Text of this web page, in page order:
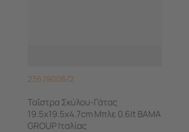
236.19006/2
Ταΐστρα Σκύλου-Γάτας
19.5x19.5x4.7cm Μπλε 0.6lt BAMA
GROUP Ιταλίας